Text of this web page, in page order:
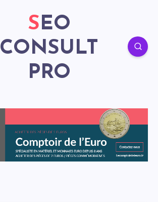
SEO
CONSULT
PRO